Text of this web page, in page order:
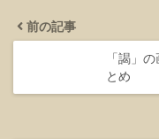
前の記事
「謁」
とめ